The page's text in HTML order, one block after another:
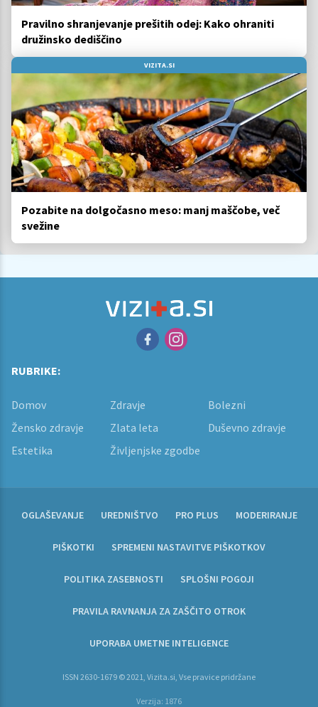
Pravilno shranjevanje prešitih odej: Kako ohraniti
družinsko dediščino
VIZITA.SI
Pozabite na dolgočasno meso: manj maščobe, več
svežine
RUBRIKE:
Domov Zdravje
Bolezni
Žensko zdravje
Zlata leta
Duševno zdravje
Estetika
Življenjske zgodbe
OGLAŠEVANJE UREDNIŠTVO PRO PLUS MODERIRANJE
PIŠKOTKI SPREMENI NASTAVITVE PIŠKOTKOV
POLITIKA ZASEBNOSTI SPLOŠNI POGOJI
PRAVILA RAVNANJA ZA ZAŠČITO OTROK
UPORABA UMETNE INTELIGENCE
ISSN 2630-1679 © 2021, Vizita.si, Vse pravice pridržane
Verzija: 1876